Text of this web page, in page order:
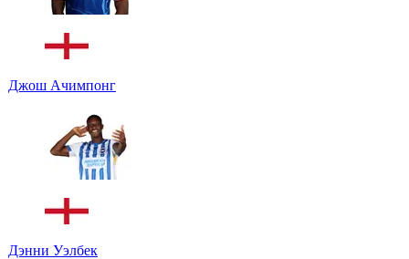
Джош Ачимпонг
Дэнни Уэлбек